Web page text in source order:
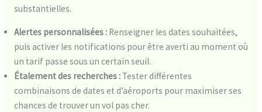
substantielles.
Alertes personnalisées :Renseigner les dates souhaitées,
puis activer les notifications pour être averti au moment où
un tarif passe sous un certain seuil.
Étalement des recherches :Tester différentes
combinaisons de dates et d’aéroports pour maximiser ses
chances de trouver un vol pas cher.